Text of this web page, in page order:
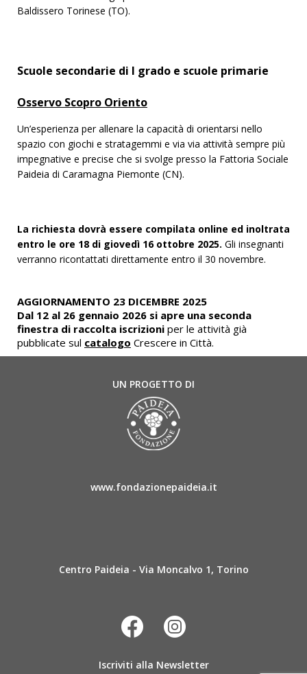
Baldissero Torinese (TO).
Scuole secondarie di I grado e scuole primarie
Osservo Scopro Oriento
Un’esperienza per allenare la capacità di orientarsi nello
spazio con giochi e stratagemmi e via via attività sempre più
impegnative e precise che si svolge presso la Fattoria Sociale
Paideia di Caramagna Piemonte (CN).
La richiesta dovrà essere compilata online ed inoltrata
entro le ore 18 di giovedì 16 ottobre 2025. Gli insegnanti
verranno ricontattati direttamente entro il 30 novembre.
AGGIORNAMENTO 23 DICEMBRE 2025
Dal 12 al 26 gennaio 2026 si apre una seconda
finestra di raccolta iscrizioni per le attività già
pubblicate sul catalogo Crescere in Città.
UN PROGETTO DI
www.fondazionepaideia.it
Centro Paideia - Via Moncalvo 1, Torino
Iscriviti alla Newsletter